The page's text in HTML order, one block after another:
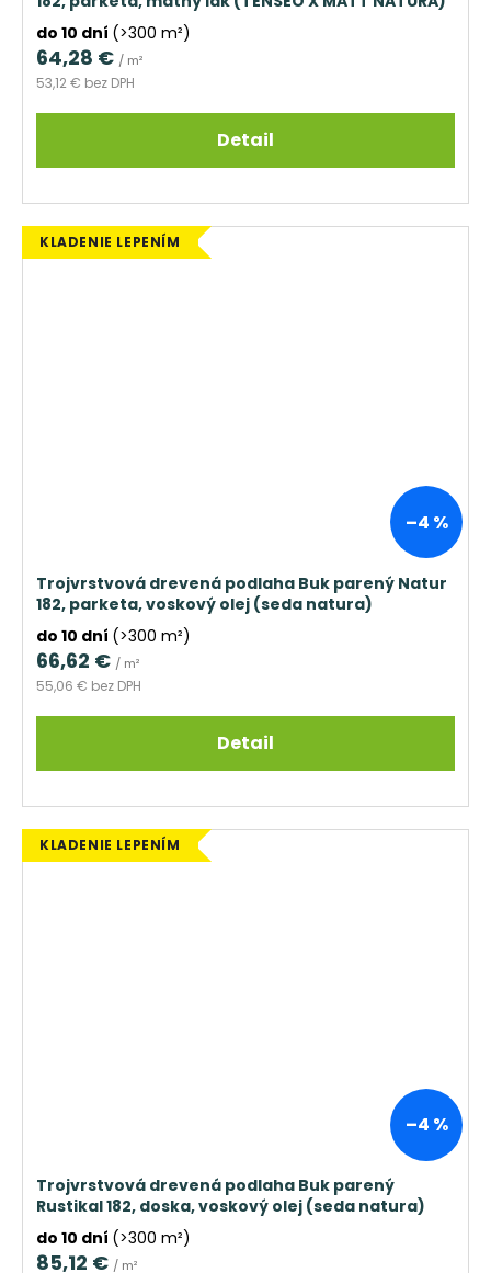
do 10 dní (>300 m²)
53,12 € bez DPH
64,28 € / m²
Detail
KLADENIE LEPENÍM
–4 %
Trojvrstvová drevená podlaha Buk parený Natur
182, parketa, voskový olej (seda natura)
do 10 dní (>300 m²)
55,06 € bez DPH
66,62 € / m²
Detail
KLADENIE LEPENÍM
–4 %
Trojvrstvová drevená podlaha Buk parený
Rustikal 182, doska, voskový olej (seda natura)
do 10 dní (>300 m²)
85,12 € / m²